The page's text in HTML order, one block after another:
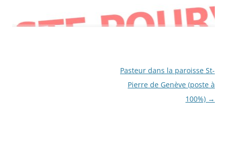
Pasteur dans la paroisse St-
Pierre de Genève (poste à
100%) →